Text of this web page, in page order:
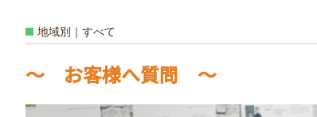
地域別｜すべて
～ お客様へ質問 ～